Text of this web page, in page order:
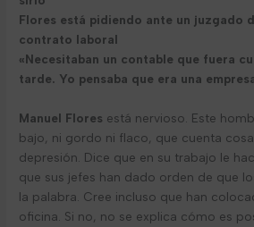
Flores está pidiendo ante un juzgado
contrato laboral
«Necesitaban un contable que fuera
tarde. Yo pensaba que era una
Manuel Flores está nervioso. Este
bajo, ni gordo ni flaco, que cuenta
depresión. Dice que en su trabajo le
que sus jefes han dado orden de que
la palabra. Cree incluso que han
oficina. Si no, no se explica cómo es